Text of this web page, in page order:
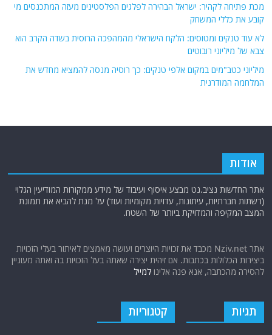
מכת פתיחה לקהיר: ישראל הבהירה לפלגים הפלסטינים מעזה המתכנסים מי
קובע את כללי המשחק
לא עוד טנקים ומטוסים: הלקח הישראלי מהמהפכה הרוסית בשדה הקרב הוא
צבא של מיליוני רובוטים
מיליוני כטב"מים במקום אלפי טנקים: כך רוסיה מנסה להמציא מחדש את
המלחמה המודרנית
אודות
אתר החדשות נציב.נט מבצע איסוף ועיבוד של מידע ממקורות המודיעין הגלוי
(רשתות חברתיות, עיתונות, עדויות מקומיות ועוד) על מנת להביא את תמונת
המצב המקיפה והמדויקת ביותר של השטח.
אתר Nziv.net מכבד את זכויות היוצרים ועושה מאמצים לאיתור בעלי הזכויות
ביצירות הכלולות בכתבות. אם זיהית יצירה שאתה בעל הזכויות בה ואתה מעוניין
להסירה מהכתבה, אנא פנה אלינולמייל
תגיות קטגוריות